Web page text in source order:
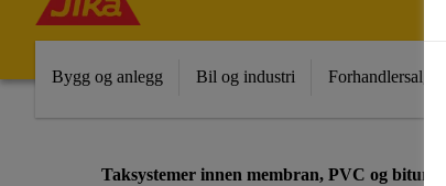
Bygg og anlegg Bil og industri Forhandlersalg
Taksystemer innen membran, PVC og bitumen